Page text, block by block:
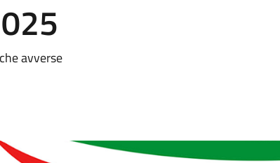
avverse